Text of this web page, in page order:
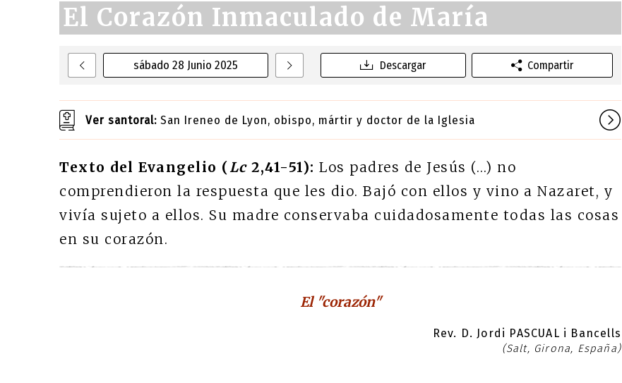
sábado 28 Junio 2025
Ver santoral: San Ireneo de Lyon, obispo, mártir y doctor de la Iglesia
El Corazón Inmaculado de María
Descargar Compartir
Texto del Evangelio (Lc2,41-51): Los padres de Jesús (…) no
comprendieron la respuesta que les dio. Bajó con ellos y vino a Nazaret, y
vivía sujeto a ellos. Su madre conservaba cuidadosamente todas las cosas
en su corazón.
El "corazón"
Rev. D. Jordi PASCUAL i Bancells
(Salt, Girona, España)